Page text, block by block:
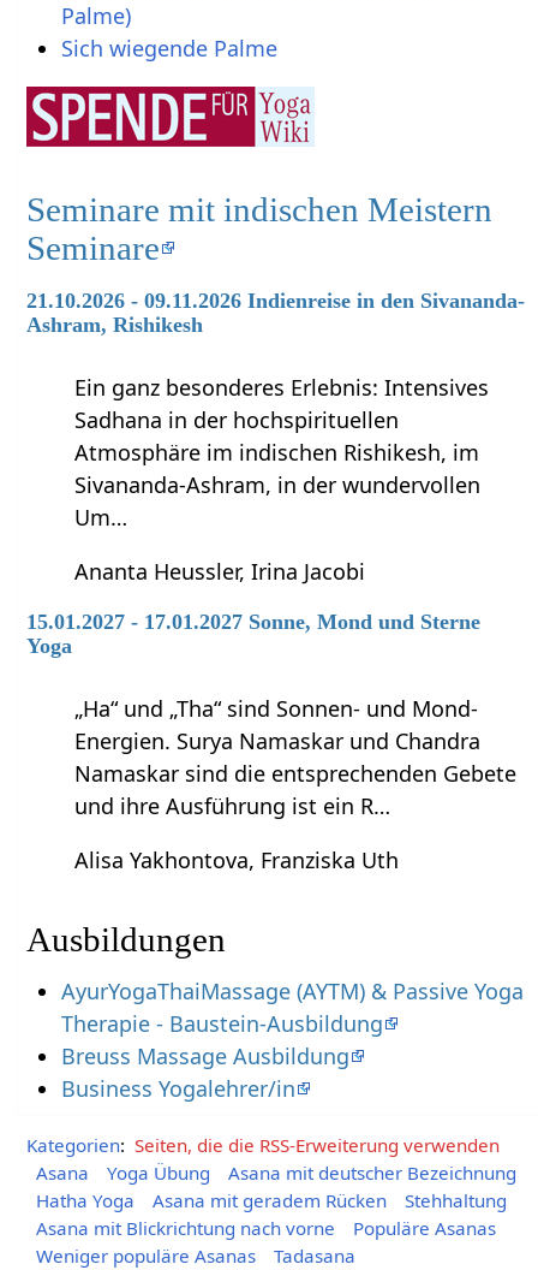
Palme)
Sich wiegende Palme
Seminare mit indischen Meistern
Seminare
21.10.2026 - 09.11.2026 Indienreise in den Sivananda-
Ashram, Rishikesh
Ein ganz besonderes Erlebnis: Intensives
Sadhana in der hochspirituellen
Atmosphäre im indischen Rishikesh, im
Sivananda-Ashram, in der wundervollen
Um…
Ananta Heussler, Irina Jacobi
15.01.2027 - 17.01.2027 Sonne, Mond und Sterne
Yoga
„Ha“ und „Tha“ sind Sonnen- und Mond-
Energien. Surya Namaskar und Chandra
Namaskar sind die entsprechenden Gebete
und ihre Ausführung ist ein R…
Alisa Yakhontova, Franziska Uth
Ausbildungen
AyurYogaThaiMassage (AYTM) & Passive Yoga
Therapie - Baustein-Ausbildung
Breuss Massage Ausbildung
Business Yogalehrer/in
Kategorien: Seiten, die die RSS-Erweiterung verwenden
Asana
Yoga Übung
Asana mit deutscher Bezeichnung
Hatha Yoga
Asana mit geradem Rücken
Stehhaltung
Asana mit Blickrichtung nach vorne
Populäre Asanas
Weniger populäre Asanas
Tadasana